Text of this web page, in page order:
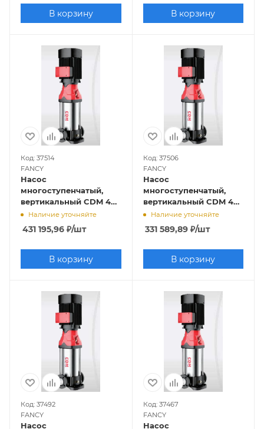
В корзину В корзину
Код: 37514
FANCY
Насос
многоступенчатый,
вертикальный CDM 42-
12 (45кВт, 380В, 42м3/ч,
247м), FANCY
Наличие уточняйте
431 195,96 ₽/шт
В корзину
Код: 37506
FANCY
Насос
многоступенчатый,
вертикальный CDM 42-
8 (30кВт, 380В, 42м3/ч,
162м), FANCY
Наличие уточняйте
331 589,89₽/шт
В корзину
Код: 37492
FANCY
Насос
Код: 37467
FANCY
Насос